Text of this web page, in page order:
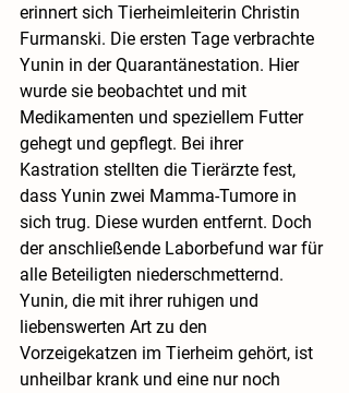
erinnert sich Tierheimleiterin Christin
Furmanski. Die ersten Tage verbrachte
Yunin in der Quarantänestation. Hier
wurde sie beobachtet und mit
Medikamenten und speziellem Futter
gehegt und gepflegt. Bei ihrer
Kastration stellten die Tierärzte fest,
dass Yunin zwei Mamma-Tumore in
sich trug. Diese wurden entfernt. Doch
der anschließende Laborbefund war für
alle Beteiligten niederschmetternd.
Yunin, die mit ihrer ruhigen und
liebenswerten Art zu den
Vorzeigekatzen im Tierheim gehört, ist
unheilbar krank und eine nur noch